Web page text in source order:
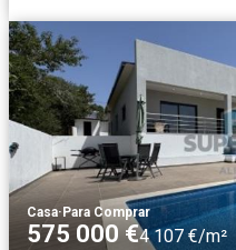
Casa· Para Comprar
575 000 €4 107 €/m²